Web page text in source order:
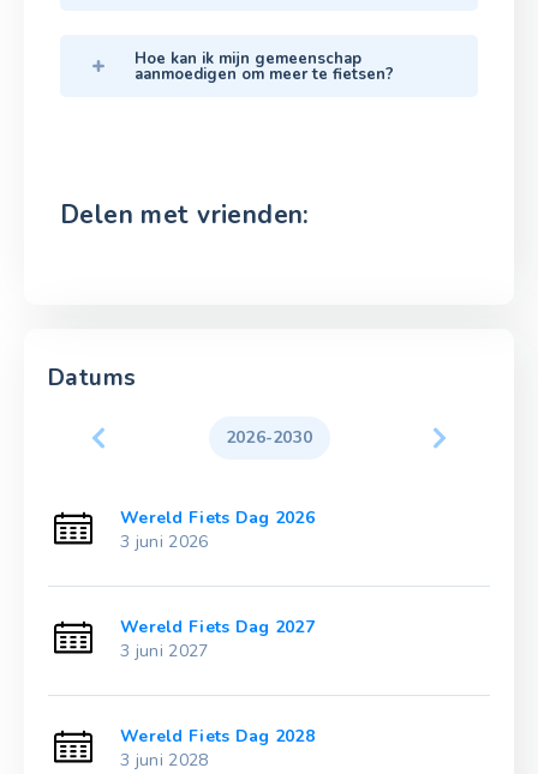
Hoe kan ik mijn gemeenschap
aanmoedigen om meer te fietsen?
Delen met vrienden:
Datums
2026-2030
Wereld Fiets Dag 2026
3 juni 2026
Wereld Fiets Dag 2027
3 juni 2027
Wereld Fiets Dag 2028
3 juni 2028